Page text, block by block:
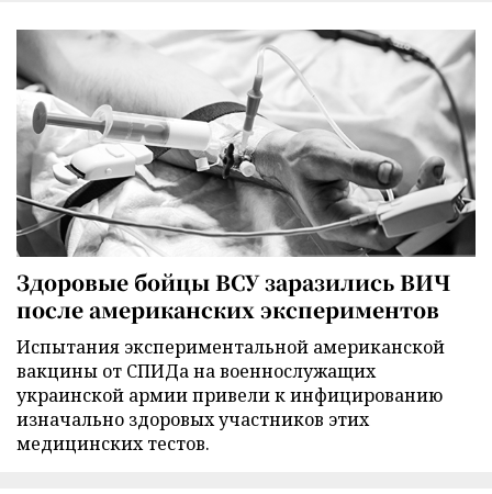
Здоровые бойцы ВСУ заразились ВИЧ
после американских экспериментов
Испытания экспериментальной американской
вакцины от СПИДа на военнослужащих
украинской армии привели к инфицированию
изначально здоровых участников этих
медицинских тестов.